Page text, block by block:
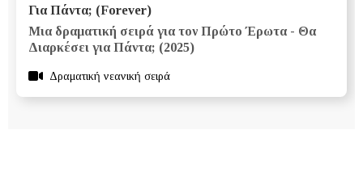
Για Πάντα; (Forever)
Μια δραματική σειρά για τον Πρώτο Έρωτα - Θα
Διαρκέσει για Πάντα; (2025)
Δραματική νεανική σειρά